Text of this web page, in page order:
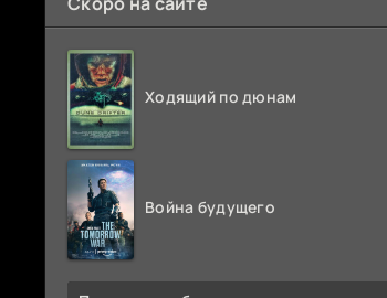
Ходящий по дюнам
Война будущего